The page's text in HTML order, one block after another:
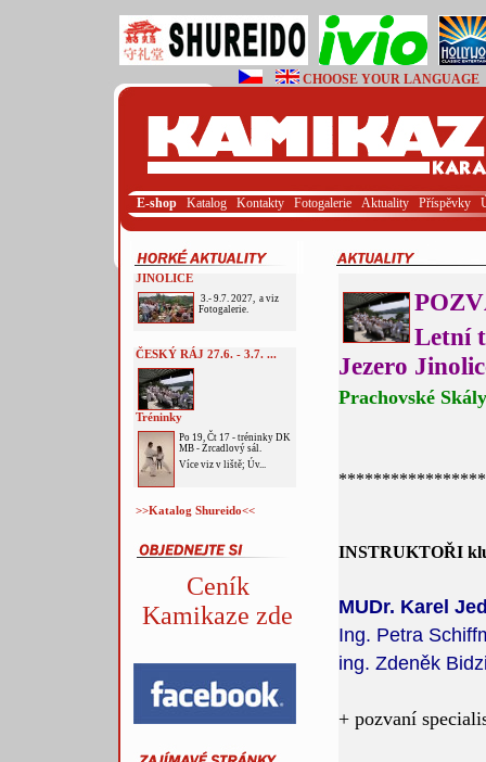
CHOOSE YOUR LANGUAGE
E-shop Katalog Kontakty Fotogalerie Aktuality Příspěvky
JINOLICE
3.- 9.7. 2027, a viz
Fotogalerie.
ČESKÝ RÁJ 27.6. - 3.7. ...
Tréninky
Po 19, Čt 17 - tréninky DK
MB - Zrcadlový sál.
Více viz v liště; Úv...
>>Katalog Shureido<<
Ceník
Kamikaze zde
Letní
Jezero
Prachovské Skály
INSTRUKTOŘI
MUDr. Karel
Ing. Petra
ing. Zdeněk
+ pozvaní